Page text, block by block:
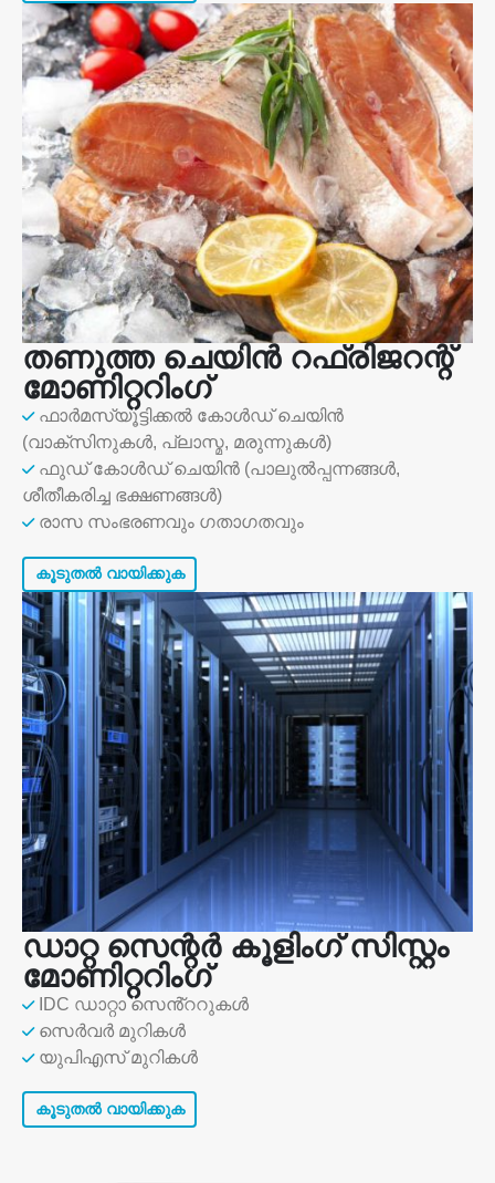
തണുത്ത ചെയിൻ റഫ്രിജറന്റ്
മോണിറ്ററിംഗ്
ഫാർമസ്യൂട്ടിക്കൽ കോൾഡ് ചെയിൻ
(വാക്സിനുകൾ, പ്ലാസ്മ, മരുന്നുകൾ)
ഫുഡ് കോൾഡ് ചെയിൻ (പാലുൽപ്പന്നങ്ങൾ,
ശീതീകരിച്ച ഭക്ഷണങ്ങൾ)
രാസ സംഭരണവും ഗതാഗതവും
കൂടുതൽ വായിക്കുക
ഡാറ്റ സെന്റർ കൂളിംഗ് സിസ്റ്റം
മോണിറ്ററിംഗ്
IDC ഡാറ്റാ സെൻ്ററുകൾ
സെർവർ മുറികൾ
യുപിഎസ് മുറികൾ
കൂടുതൽ വായിക്കുക